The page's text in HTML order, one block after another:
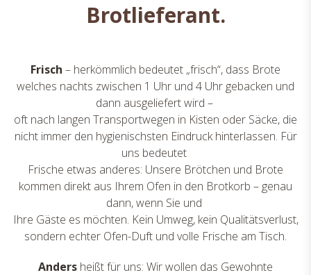
Brotlieferant.
Frisch – herkömmlich bedeutet „frisch“, dass Brote
welches nachts zwischen 1 Uhr und 4 Uhr gebacken und
dann ausgeliefert wird –
oft nach langen Transportwegen in Kisten oder Säcke, die
nicht immer den hygienischsten Eindruck hinterlassen. Für
uns bedeutet
Frische etwas anderes: Unsere Brötchen und Brote
kommen direkt aus Ihrem Ofen in den Brotkorb – genau
dann, wenn Sie und
Ihre Gäste es möchten. Kein Umweg, kein Qualitätsverlust,
sondern echter Ofen-Duft und volle Frische am Tisch.
Anders heißt für uns: Wir wollen das Gewohnte